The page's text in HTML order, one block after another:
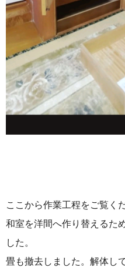
ここから作業工程をご覧く
和室を洋間へ作り替えるた
した。
畳も撤去しました。解体し